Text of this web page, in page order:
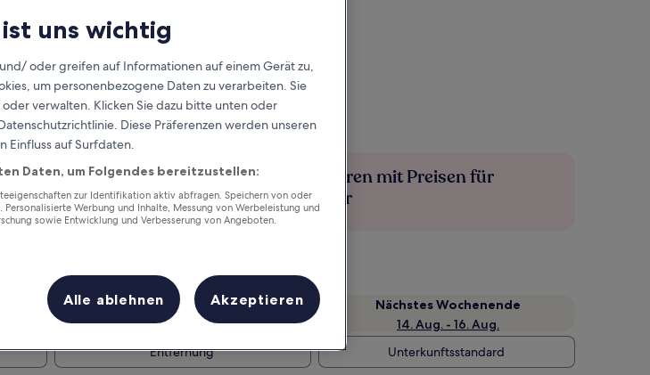
für jede
Übernachtung
Mehr sparen mit Preisen für
Mitglieder
Dieses Wochenende
7. Aug. - 9. Aug.
Nächstes Wochenende
14. Aug. - 16. Aug.
Entfernung Unterkunftsstandard
uns wichtig
oder greifen auf Informationen auf einem Gerät zu,
um personenbezogene Daten zu verarbeiten. Sie
verwalten. Klicken Sie dazu bitte unten oder
Diese Präferenzen werden unseren
Einfluss auf Surfdaten.
Daten, um Folgendes bereitzustellen:
zur Identifikation aktiv abfragen. Speichern von oder
Werbung und Inhalte, Messung von Werbeleistung und
sowie Entwicklung und Verbesserung von Angeboten.
Alle ablehnen Akzeptieren